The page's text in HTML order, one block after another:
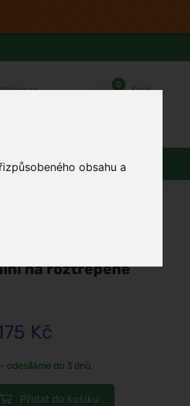
obsahu a
se
0
Košík
Obuv / oblečení
na roztřepené
Kč
odesíláme do 3 dnů
Přidat do košíku